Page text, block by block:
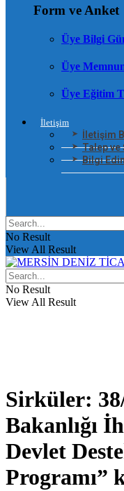
Form ve Anket
Üye Bilgi
Üye
Üye Eğitim
İletişim
İletişim
Talep
Bilgi
No Result
View All Result
No Result
View All Result
Sirküler:
Bakanlığı
Devlet
Programı”